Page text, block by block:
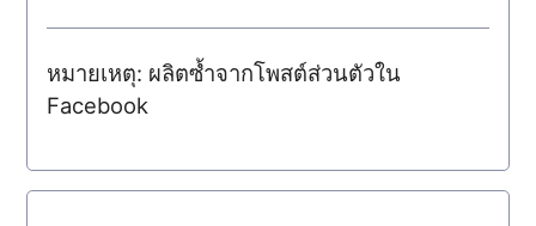
หมายเหตุ: ผลิตซ้ำจากโพสต์ส่วนตัวใน
Facebook